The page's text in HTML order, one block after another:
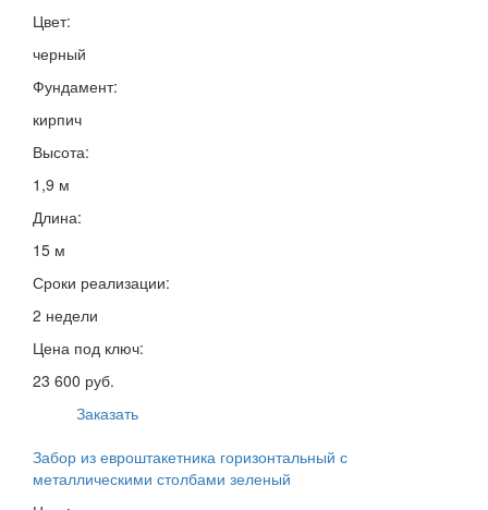
Цвет:
черный
Фундамент:
кирпич
Высота:
1,9 м
Длина:
15 м
Сроки реализации:
2 недели
Цена под ключ:
23 600 руб.
Заказать
Забор из евроштакетника горизонтальный с
металлическими столбами зеленый